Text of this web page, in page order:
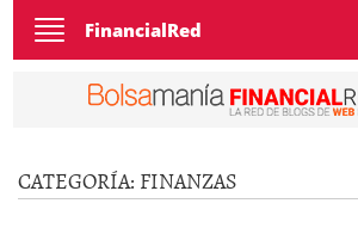
Toggle
navigation
FinancialRed
CATEGORÍA: FINANZAS